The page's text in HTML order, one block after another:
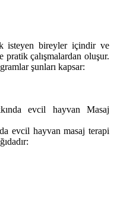
isteyen bireyler içindir ve
pratik çalışmalardan oluşur.
şunları kapsar:
evcil hayvan Masaj
evcil hayvan masaj terapi